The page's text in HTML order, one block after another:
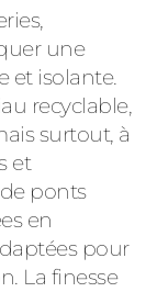
une
et isolante.
recyclable,
surtout, à
et
ponts
en
pour
La finesse